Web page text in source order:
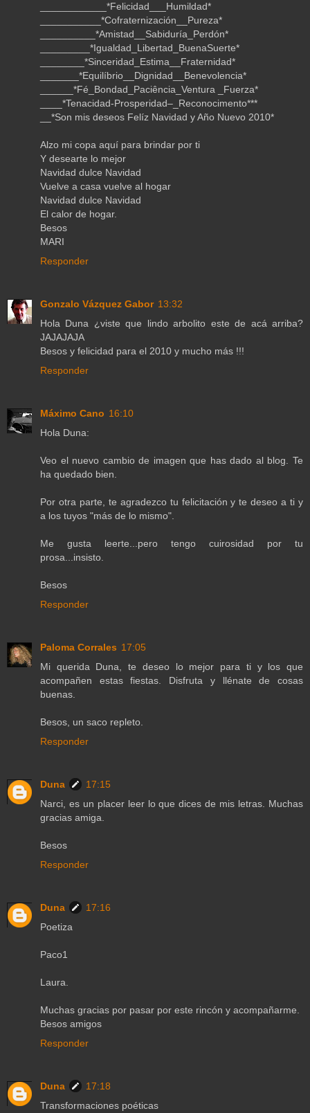
____________*Felicidad___Humildad*
___________*Cofraternización__Pureza*
__________*Amistad__Sabiduría_Perdón*
_________*Igualdad_Libertad_BuenaSuerte*
________*Sinceridad_Estima__Fraternidad*
_______*Equilíbrio__Dignidad__Benevolencia*
______*Fé_Bondad_Paciência_Ventura _Fuerza*
____*Tenacidad-Prosperidad–_Reconocimento***
__*Son mis deseos Felíz Navidad y Año Nuevo 2010*
Alzo mi copa aquí para brindar por ti
Y desearte lo mejor
Navidad dulce Navidad
Vuelve a casa vuelve al hogar
Navidad dulce Navidad
El calor de hogar.
Besos
MARI
Responder
Gonzalo Vázquez Gabor 13:32
Hola Duna ¿viste que lindo arbolito este de acá arriba?
JAJAJAJA
Besos y felicidad para el 2010 y mucho más !!!
Responder
Máximo Cano 16:10
Hola Duna:
Veo el nuevo cambio de imagen que has dado al blog. Te
ha quedado bien.
Por otra parte, te agradezco tu felicitación y te deseo a ti y
a los tuyos "más de lo mismo".
Me gusta leerte...pero tengo cuirosidad por tu
prosa...insisto.
Besos
Responder
Paloma Corrales 17:05
Mi querida Duna, te deseo lo mejor para ti y los que
acompañen estas fiestas. Disfruta y llénate de cosas
buenas.
Besos, un saco repleto.
Responder
Duna
17:15
Narci, es un placer leer lo que dices de mis letras. Muchas
gracias amiga.
Besos
Responder
Duna
17:16
Poetiza
Paco1
Laura.
Muchas gracias por pasar por este rincón y acompañarme.
Besos amigos
Responder
Duna
17:18
Transformaciones poéticas